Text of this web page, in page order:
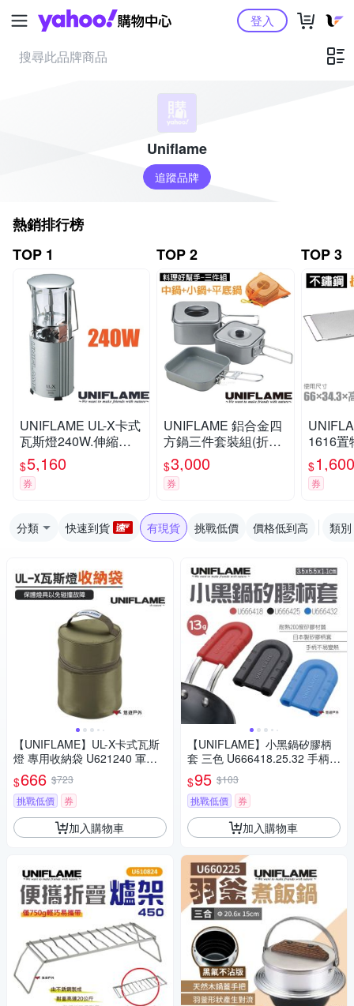
Yahoo購物中心登入
Uniflame
追蹤品牌
熱銷排行榜
TOP 1
UNIFLAME UL-X卡式
瓦斯燈240W.伸縮式
瓦斯野營燈.露營燈.照
明燈.提燈.掛燈_U620
106
$5,160
券
TOP 2
UNIFLAME 鋁合金四
方鍋三件套裝組(折疊
手把/附袋)/U667705
$3,000
券
TOP 3
1616置
不鏽
1).天桌
架/
$1,600
券
分類 快速到貨 有現貨 挑戰低價 價格低到高 類別
【UNIFLAME】UL-X卡式瓦斯
燈 專用收納袋 U621240 軍綠
登山 露營 悠遊戶外
$666 $723
挑戰低價
券
加入購物車
【UNIFLAME】小黑鍋矽膠柄
套 三色 U666418.25.32 手柄套
鍋柄套 隔熱套 防燙手套 矽膠
矽膠防燙
$95 $103
挑戰低價
券
加入購物車